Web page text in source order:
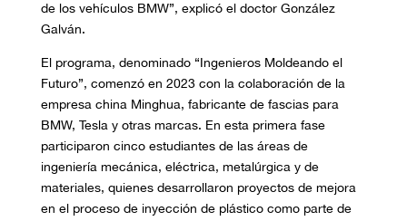
de los vehículos BMW”, explicó el doctor González
Galván.
El programa, denominado “Ingenieros Moldeando el
Futuro”, comenzó en 2023 con la colaboración de la
empresa china Minghua, fabricante de fascias para
BMW, Tesla y otras marcas. En esta primera fase
participaron cinco estudiantes de las áreas de
ingeniería mecánica, eléctrica, metalúrgica y de
materiales, quienes desarrollaron proyectos de mejora
en el proceso de inyección de plástico como parte de